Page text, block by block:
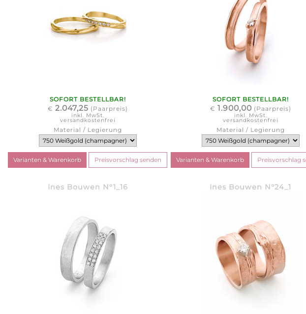
SOFORT BESTELLBAR!
€ 2.047,25 (Paarpreis)
inkl. MwSt.
versandkostenfrei
Material / Legierung
SOFORT BESTELLBAR!
€ 1.900,00 (Paarpreis)
inkl. MwSt.
versandkostenfrei
Material / Legierung
Ines Bouwen N°1_16 Ines Bouwen N°24_1